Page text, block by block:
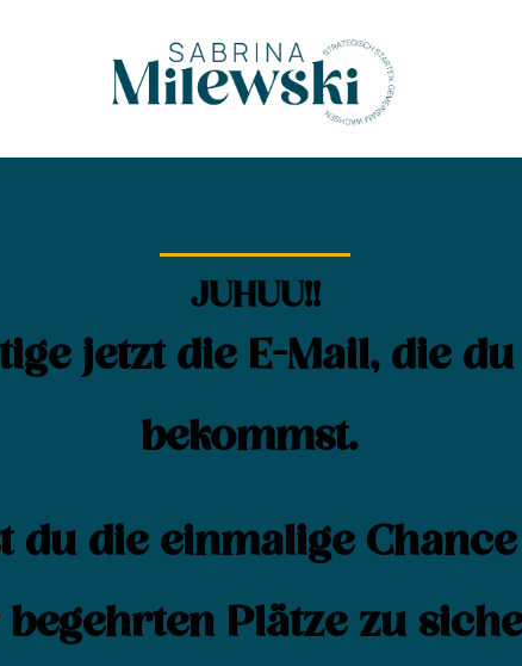
JUHUU!!
jetzt die E-Mail, die
bekommst.
du die einmalige
Plätze zu